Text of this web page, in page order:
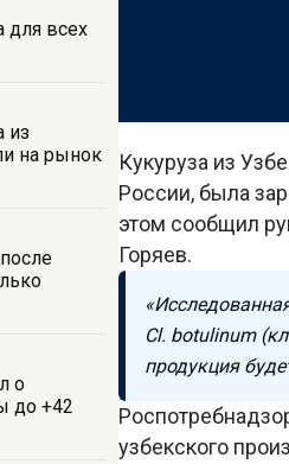
для всех
из
на рынок
о
до +42
Кукуруза из
России, была
этом сообщил
Горяев.
Cl. botulinum
продукция
узбекского